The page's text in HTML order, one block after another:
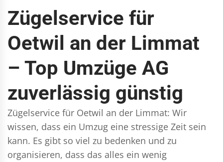
Zügelservice für
Oetwil an der Limmat
– Top Umzüge AG
zuverlässig günstig
Zügelservice für Oetwil an der Limmat: Wir
wissen, dass ein Umzug eine stressige Zeit sein
kann. Es gibt so viel zu bedenken und zu
organisieren, dass das alles ein wenig